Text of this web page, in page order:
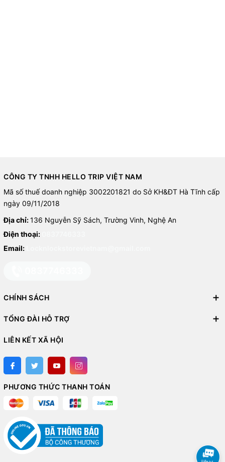
CÔNG TY TNHH HELLO TRIP VIỆT NAM
Mã số thuế doanh nghiệp 3002201821 do Sở KH&ĐT Hà Tĩnh cấp
ngày 09/11/2018
Địa chỉ:136 Nguyễn Sỹ Sách, Trường Vinh, Nghệ An
Điện thoại:
Email:
CHÍNH SÁCH
TỔNG ĐÀI HỖ TRỢ
LIÊN KẾT XÃ HỘI
PHƯƠNG THỨC THANH TOÁN